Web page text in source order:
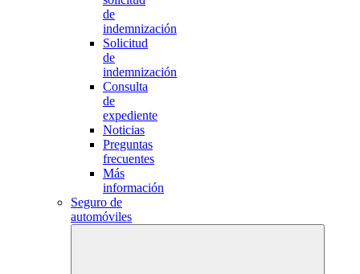
de
indemnización
Solicitud
de
indemnización
Consulta
de
expediente
Noticias
Preguntas
frecuentes
Más
información
Seguro de
automóviles